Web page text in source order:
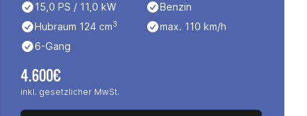
15,0 PS / 11,0 kW
Hubraum 124 cm3
6-Gang
Benzin
max. 110 km/h
4.600€
inkl. gesetzlicher MwSt.